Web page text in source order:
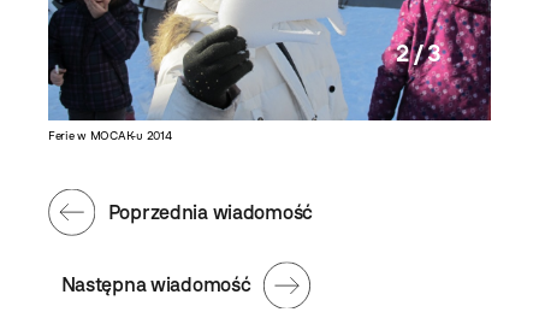
Ferie w MOCAK-u 2014
2 / 3
Następna wiadomość
Poprzednia wiadomość